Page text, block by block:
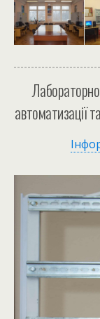
автоматизації та